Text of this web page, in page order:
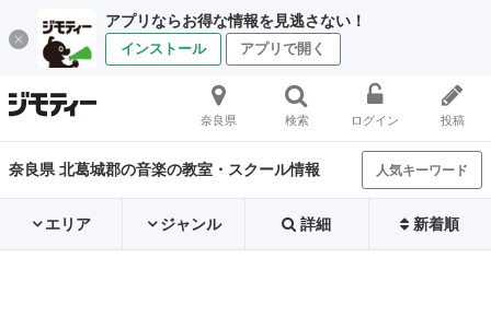
アプリならお得な情報を見逃さない！
インストール アプリで開く
奈良県 検索 ログイン 投稿
奈良県 北葛城郡の音楽の教室・スクール情報 人気キーワード
エリア ジャンル 詳細 新着順